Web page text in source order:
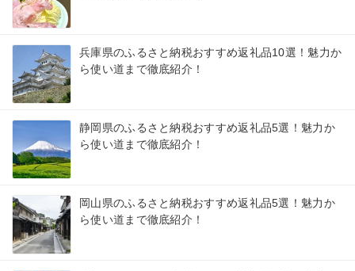
兵庫県のふるさと納税おすすめ返礼品10選！魅力か
ら使い道まで徹底紹介！
静岡県のふるさと納税おすすめ返礼品5選！魅力か
ら使い道まで徹底紹介！
岡山県のふるさと納税おすすめ返礼品5選！魅力か
ら使い道まで徹底紹介！